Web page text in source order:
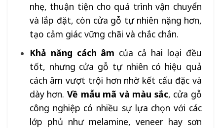
nhẹ, thuận tiện cho quá trình vận chuyển
và lắp đặt, còn cửa gỗ tự nhiên nặng hơn,
tạo cảm giác vững chãi và chắc chắn.
Khả năng cách âm của cả hai loại đều
tốt, nhưng cửa gỗ tự nhiên có hiệu quả
cách âm vượt trội hơn nhờ kết cấu đặc và
dày hơn. Về mẫu mã và màu sắc, cửa gỗ
công nghiệp có nhiều sự lựa chọn với các
lớp phủ như melamine, veneer hay sơn